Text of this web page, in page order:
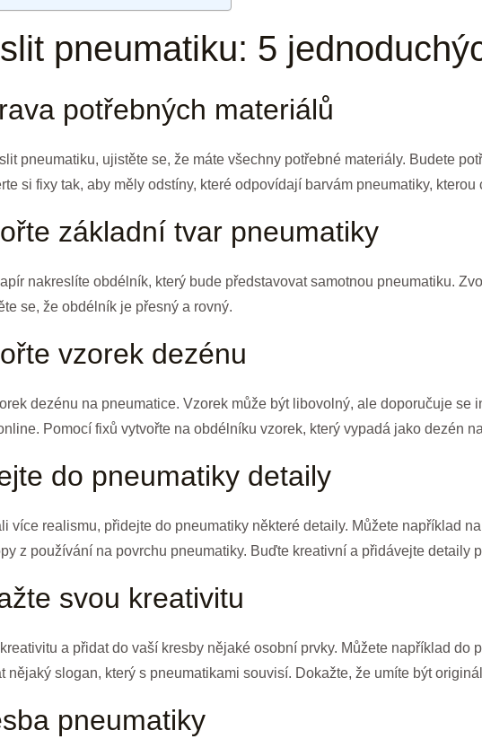
pneumatiku: 5
potřebných materiálů
pneumatiku, ujistěte se, že máte všechny potřebné materiály. Budete
si fixy tak, aby měly odstíny, které odpovídají barvám pneumatiky, kterou
základní tvar pneumatiky
nakreslíte obdélník, který bude představovat samotnou pneumatiku.
se, že obdélník je přesný a rovný.
vzorek dezénu
dezénu na pneumatice. Vzorek může být libovolný, ale doporučuje se
Pomocí fixů vytvořte na obdélníku vzorek, který vypadá jako dezén
do pneumatiky detaily
více realismu, přidejte do pneumatiky některé detaily. Můžete například
z používání na povrchu pneumatiky. Buďte kreativní a přidávejte detaily
svou kreativitu
a přidat do vaší kresby nějaké osobní prvky. Můžete například do
nějaký slogan, který s pneumatikami souvisí. Dokažte, že umíte být
pneumatiky